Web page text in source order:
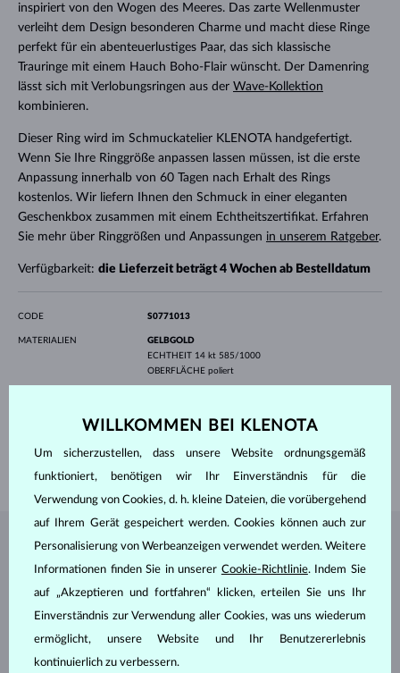
inspiriert von den Wogen des Meeres. Das zarte Wellenmuster
verleiht dem Design besonderen Charme und macht diese Ringe
perfekt für ein abenteuerlustiges Paar, das sich klassische
Trauringe mit einem Hauch Boho-Flair wünscht. Der Damenring
lässt sich mit Verlobungsringen aus der Wave-Kollektion
kombinieren.
Dieser Ring wird im Schmuckatelier KLENOTA handgefertigt.
Wenn Sie Ihre Ringgröße anpassen lassen müssen, ist die erste
Anpassung innerhalb von 60 Tagen nach Erhalt des Rings
kostenlos. Wir liefern Ihnen den Schmuck in einer eleganten
Geschenkbox zusammen mit einem Echtheitszertifikat. Erfahren
Sie mehr über Ringgrößen und Anpassungen in unserem Ratgeber.
Verfügbarkeit: die Lieferzeit beträgt 4 Wochen ab Bestelldatum
CODE S0771013
MATERIALIEN
GELBGOLD
ECHTHEIT 14 kt 585/1000
OBERFLÄCHE poliert
BREITE DAMENRING 2.0 mm
SCHMUCK AUS DEMKLENOTA ATELIER
WILLKOMMEN BEI KLENOTA
Um sicherzustellen, dass unsere Website ordnungsgemäß
funktioniert, benötigen wir Ihr Einverständnis für die
Verwendung von Cookies, d. h. kleine Dateien, die vorübergehend
auf Ihrem Gerät gespeichert werden. Cookies können auch zur
Personalisierung von Werbeanzeigen verwendet werden. Weitere
Informationen finden Sie in unserer Cookie-Richtlinie. Indem Sie
auf „Akzeptieren und fortfahren“ klicken, erteilen Sie uns Ihr
Einverständnis zur Verwendung aller Cookies, was uns wiederum
ermöglicht, unsere Website und Ihr Benutzererlebnis
kontinuierlich zu verbessern.